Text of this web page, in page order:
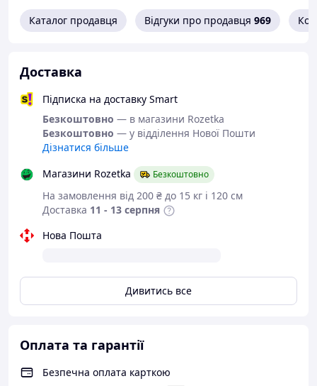
Вам сподобалася модель
і Ви вирішили купити?
9336271 і уточніть наявність
Або задайте запитання на
simashkevichr@ukr.net
Всі товари магазину -->
Взуття від
українського
виробника
Тільки натуральні
матеріали
Демісезонні лофери з
натуральної шкіри.
Каталог продавця Відгуки про продавця 969
Доставка
Підписка на доставку Smart
Безкоштовно — в магазини Rozetka
Безкоштовно — у відділення Нової Пошти
Дізнатися більше
Магазини Rozetka
Безкоштовно
На замовлення від 200 ₴ до 15 кг і 120 см
Доставка 11 - 13 серпня
Нова Пошта
Дивитись все
Оплата та гарантії
Безпечна оплата карткою